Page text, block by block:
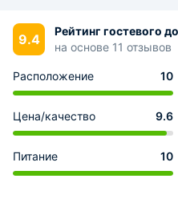
9.4
Рейтинг гостевого
на основе 11 отзывов
Расположение 10
Цена/качество 9.6
Питание 10